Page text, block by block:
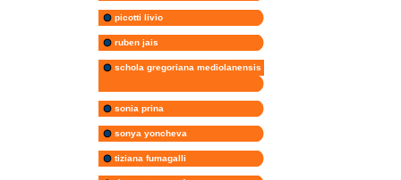
picotti livio
ruben jais
schola gregoriana mediolanensis
sonia prina
sonya yoncheva
tiziana fumagalli